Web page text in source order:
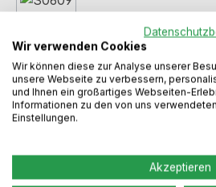
Regulärer Preis:
Wir verwenden Cookies
Wir können diese zur Analyse unserer
unsere Webseite zu verbessern,
und Ihnen ein großartiges Webseiten-
Informationen zu den von uns
Einstellungen.
Akzeptieren